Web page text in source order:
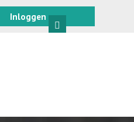
Inloggen